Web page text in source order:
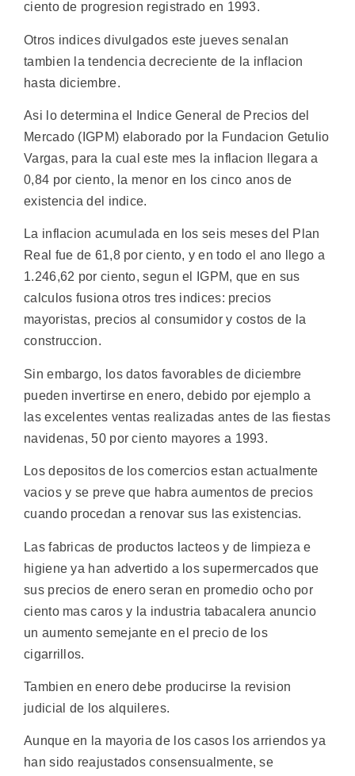
ciento de progresion registrado en 1993.
Otros indices divulgados este jueves senalan
tambien la tendencia decreciente de la inflacion
hasta diciembre.
Asi lo determina el Indice General de Precios del
Mercado (IGPM) elaborado por la Fundacion Getulio
Vargas, para la cual este mes la inflacion llegara a
0,84 por ciento, la menor en los cinco anos de
existencia del indice.
La inflacion acumulada en los seis meses del Plan
Real fue de 61,8 por ciento, y en todo el ano llego a
1.246,62 por ciento, segun el IGPM, que en sus
calculos fusiona otros tres indices: precios
mayoristas, precios al consumidor y costos de la
construccion.
Sin embargo, los datos favorables de diciembre
pueden invertirse en enero, debido por ejemplo a
las excelentes ventas realizadas antes de las fiestas
navidenas, 50 por ciento mayores a 1993.
Los depositos de los comercios estan actualmente
vacios y se preve que habra aumentos de precios
cuando procedan a renovar sus las existencias.
Las fabricas de productos lacteos y de limpieza e
higiene ya han advertido a los supermercados que
sus precios de enero seran en promedio ocho por
ciento mas caros y la industria tabacalera anuncio
un aumento semejante en el precio de los
cigarrillos.
Tambien en enero debe producirse la revision
judicial de los alquileres.
Aunque en la mayoria de los casos los arriendos ya
han sido reajustados consensualmente, se